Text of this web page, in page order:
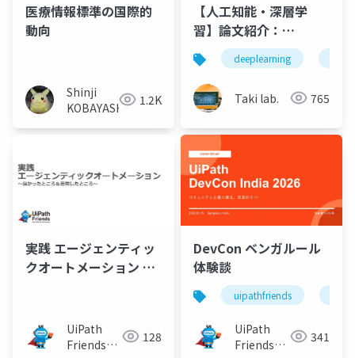
医療情報標準の国際的
動向
Shinji
KOBAYASHI
1.2K
【人工知能・深層学
習】論文紹介：
Occlusion-Aware
SORT: Observing
Occlusion for Robust
Multi-Object
Tracking
deeplearning
Taki lab. 765
実践 エージェンティッ
クオートメーション ～
UiPath
Friends
128
DevCon ベンガルール
体験談
uipathfriends
UiPath
Friends
341